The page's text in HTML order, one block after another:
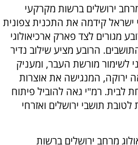
ירושלים ברשות מקרקעי
קידמה את התכנית צפונית
מגורים לצד פארק ארכיאולוגי
הרובע מציע שילוב נדיר
לשימור מורשת העבר, ומעניק
ירוקה, המנגישה את אוצרות
לבית. רמ"י גאה להוביל פיתוח
לטובת תושבי ירושלים ואזרחי
מרחב ירושלים ברשות